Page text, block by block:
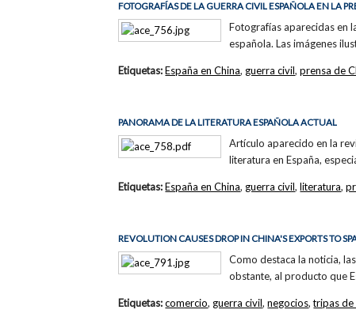
FOTOGRAFÍAS DE LA GUERRA CIVIL ESPAÑOLA EN LA
Fotografías aparecidas en
española. Las imágenes
Etiquetas:España en China, guerra civil,prensa de
PANORAMA DE LA LITERATURA ESPAÑOLA ACTUAL
Artículo aparecido en la
literatura en España,
Etiquetas:España en China, guerra civil,literatura,
REVOLUTION CAUSES DROP IN CHINA'S EXPORTS TO
Como destaca la noticia,
obstante, al producto que
Etiquetas:comercio, guerra civil,negocios,tripas de